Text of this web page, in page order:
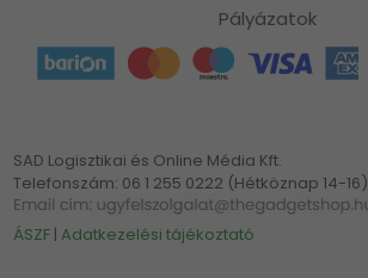
Pályázatok
SAD Logisztikai és Online Média Kft.
Telefonszám: 06 1 255 0222 (Hétköznap 14-16)
ÁSZF |Adatkezelési tájékoztató